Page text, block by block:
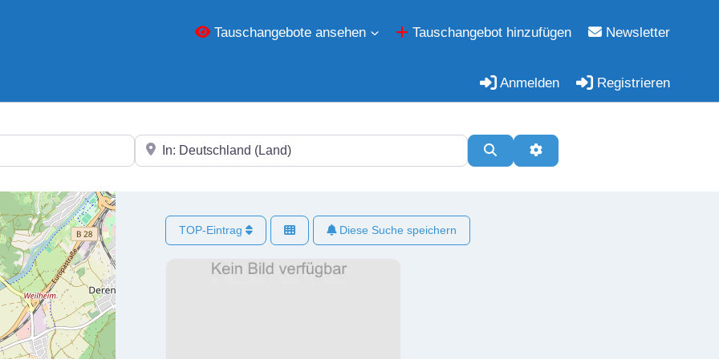
Tauschangebote ansehen Tauschangebot hinzufügen Newsletter
Anmelden Registrieren
In der Nähe SuchenErweiterte Filter
TOP-Eintrag Diese Suche speichern